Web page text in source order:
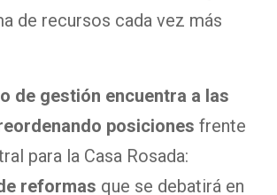
de recursos cada vez más
de gestión encuentra a las
posiciones frente
para la Casa Rosada:
reformas que se debatirá en